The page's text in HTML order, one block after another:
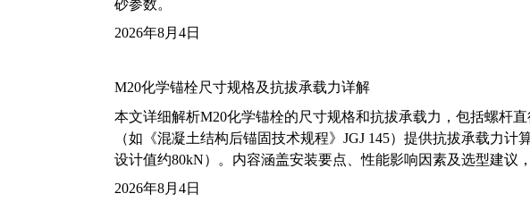
砂参数。
2026年8月4日
M20化学锚栓尺寸规格及抗拔承载力详解
本文详细解析M20化学锚栓的尺寸规格和抗拔承载力，包括螺杆
（如《混凝土结构后锚固技术规程》JGJ 145）提供抗拔承载力
设计值约80kN）。内容涵盖安装要点、性能影响因素及选型建议
2026年8月4日